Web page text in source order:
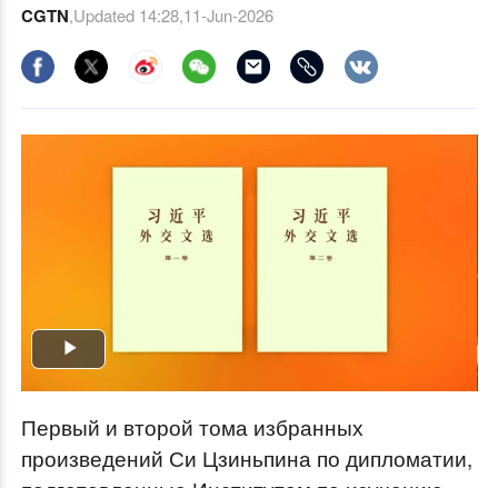
CGTN,Updated14:28,11-Jun-2026
Play
Первый и второй тома избранных
произведений Си Цзиньпина по дипломатии,